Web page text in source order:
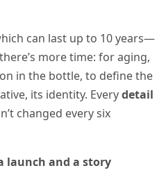
can last up to 10 years—
moretime: for aging,
in the bottle, to define the
its identity. Everydetail
changed every six
launch and a story